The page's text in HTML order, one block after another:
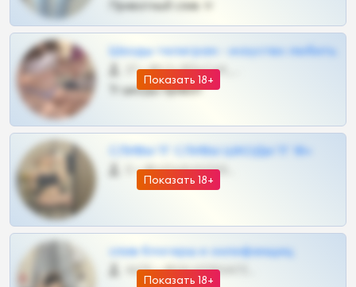
Приватный слив тг
Показать 18+
Шкоды телеграм - искуство любить
27 •
Тг шкоды приват
Показать 18+
СЛИВЫ ТГ СЛИВЫ ШКОДЫ ТГ 18+
0 •
Показать 18+
слив блогерш и онлифанщиц
4675 •